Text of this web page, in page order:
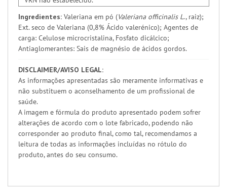
Ingredientes: Valeriana em pó (Valeriana officinalis L., raiz);
Ext. seco de Valeriana (0,8% Ácido valerénico); Agentes de
carga: Celulose microcristalina, Fosfato dicálcico;
Antiaglomerantes: Sais de magnésio de ácidos gordos.
DISCLAIMER/AVISO LEGAL:
As informações apresentadas são meramente informativas e
não substituem o aconselhamento de um profissional de
saúde.
A imagem e fórmula do produto apresentado podem sofrer
alterações de acordo com o lote fabricado, podendo não
corresponder ao produto final, como tal, recomendamos a
leitura de todas as informações incluídas no rótulo do
produto, antes do seu consumo.